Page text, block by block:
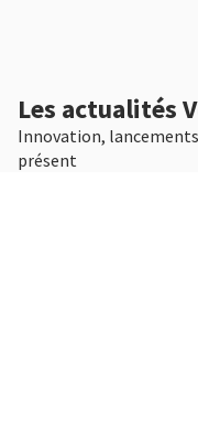
Les actualités
Innovation,
présent